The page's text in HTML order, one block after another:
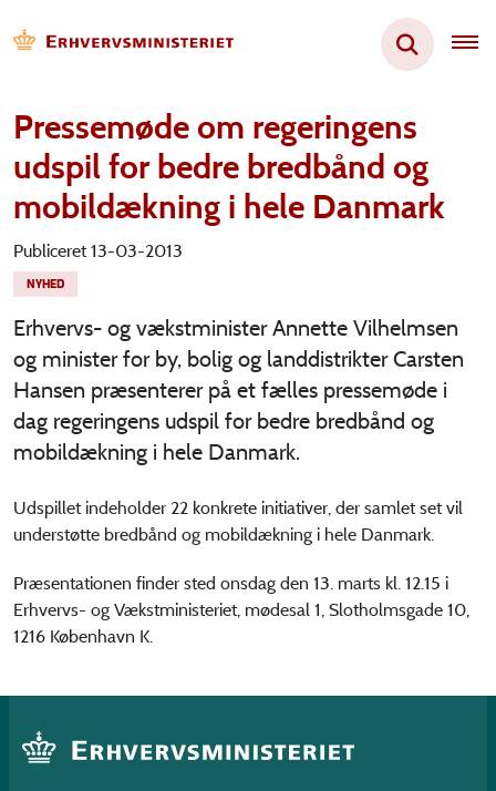
Pressemøde om regeringens
udspil for bedre bredbånd og
mobildækning i hele Danmark
Publiceret 13-03-2013
NYHED
Erhvervs- og vækstminister Annette Vilhelmsen
og minister for by, bolig og landdistrikter Carsten
Hansen præsenterer på et fælles pressemøde i
dag regeringens udspil for bedre bredbånd og
mobildækning i hele Danmark.
Udspillet indeholder 22 konkrete initiativer, der samlet set vil
understøtte bredbånd og mobildækning i hele Danmark.
Præsentationen finder sted onsdag den 13. marts kl. 12.15 i
Erhvervs- og Vækstministeriet, mødesal 1, Slotholmsgade 10,
1216 København K.